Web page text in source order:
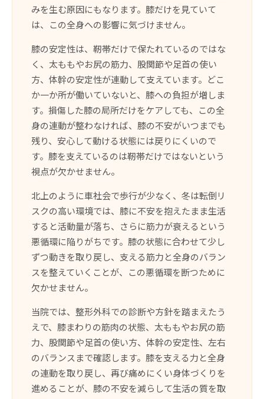
みを生む原因にもなります。膝だけを見ていて
は、この全身への影響に気づけません。
膝の安定性は、靭帯だけで保たれているのではな
く、太ももやお尻の筋力、股関節や足首の使い
方、体幹の安定性が連動して支えています。どこ
か一か所が働いていないと、膝への負担が増しま
す。損傷した膝の局所だけをケアしても、この全
身の連動が整わなければ、膝の不安がいつまでも
残り、安心して動ける状態には戻りにくいので
す。膝を支えているのは靭帯だけではないという
視点が欠かせません。
北上のように車社会で歩行が少なく、冬は転倒リ
スクの高い環境では、膝に不安を抱えたまま生活
すると活動量が落ち、さらに筋力が衰えるという
悪循環に陥りがちです。膝の状態に合わせて少し
ずつ動きを取り戻し、支える筋力と全身のバラン
スを整えていくことが、この悪循環を断つために
欠かせません。
当院では、整形外科での診断や方針を踏まえたう
えで、膝まわりの筋肉の状態、太ももやお尻の筋
力、股関節や足首の使い方、体幹の安定性、左右
のバランスまで確認します。膝を支える力と全身
の連動を取り戻し、再び痛めにくい身体づくりを
進めることが、膝の不安を減らして生活の質を取